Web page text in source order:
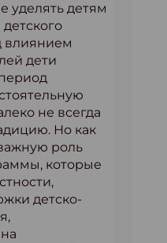
уделять детям
влиянием
дети
не всегда
Но как
роль
которые
детско-